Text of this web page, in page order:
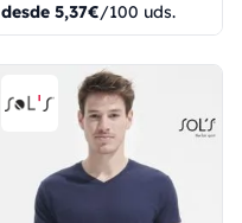
desde 5,37€/100 uds.